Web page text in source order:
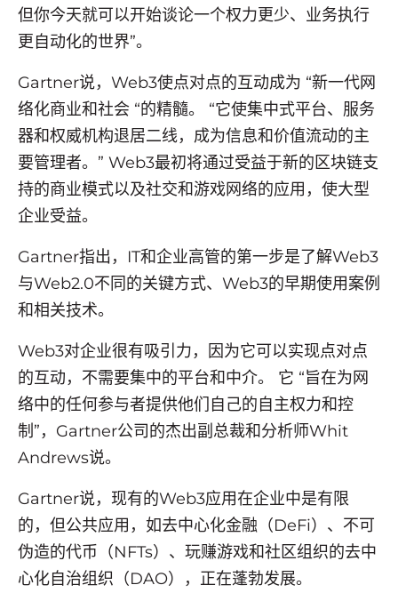
但你今天就可以开始谈论一个权力更少、业务执行
更自动化的世界”。
Gartner说，Web3使点对点的互动成为 “新一代网
络化商业和社会 “的精髓。 “它使集中式平台、服务
器和权威机构退居二线，成为信息和价值流动的主
要管理者。” Web3最初将通过受益于新的区块链支
持的商业模式以及社交和游戏网络的应用，使大型
企业受益。
Gartner指出，IT和企业高管的第一步是了解Web3
与Web2.0不同的关键方式、Web3的早期使用案例
和相关技术。
Web3对企业很有吸引力，因为它可以实现点对点
的互动，不需要集中的平台和中介。 它 “旨在为网
络中的任何参与者提供他们自己的自主权力和控
制”，Gartner公司的杰出副总裁和分析师Whit
Andrews说。
Gartner说，现有的Web3应用在企业中是有限
的，但公共应用，如去中心化金融（DeFi）、不可
伪造的代币（NFTs）、玩赚游戏和社区组织的去中
心化自治组织（DAO），正在蓬勃发展。